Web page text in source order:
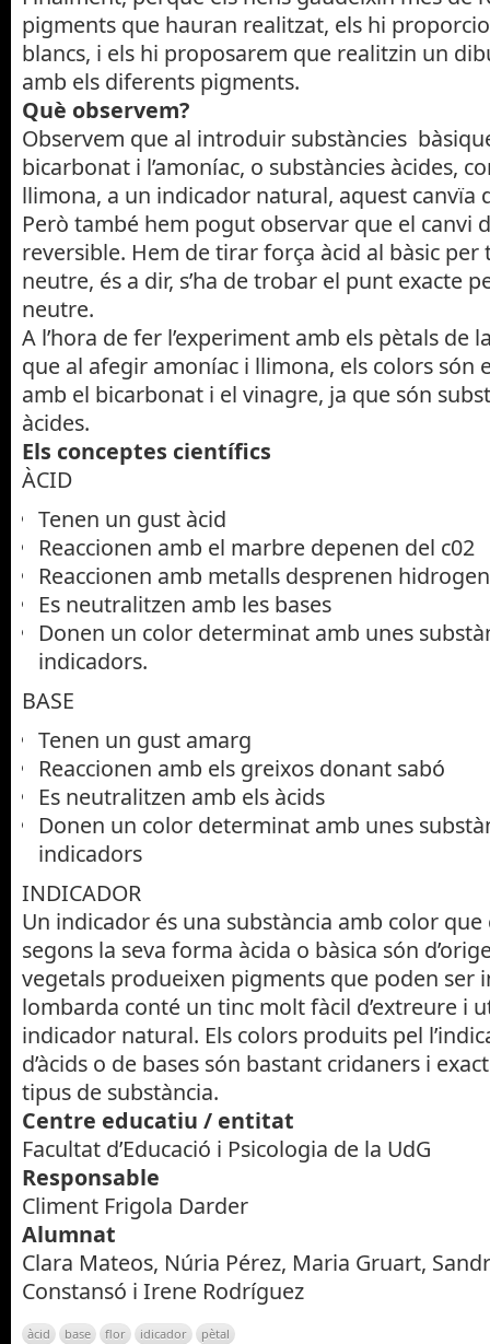
pigments que hauran realitzat, els hi
blancs, i els hi proposarem que realitzin un
amb els diferents pigments.
Què observem?
Observem que al introduir substàncies
bicarbonat i l’amoníac, o substàncies àcides,
llimona, a un indicador natural, aquest canvïa
Però també hem pogut observar que el canvi
reversible. Hem de tirar força àcid al bàsic
neutre, és a dir, s’ha de trobar el punt exacte
neutre.
A l’hora de fer l’experiment amb els pètals de
que al afegir amoníac i llimona, els colors són
amb el bicarbonat i el vinagre, ja que són
àcides.
Els conceptes científics
ÀCID
Tenen un gust àcid
Reaccionen amb el marbre depenen del c02
Reaccionen amb metalls desprenen hidrogen
Es neutralitzen amb les bases
Donen un color determinat amb unes
indicadors.
BASE
Tenen un gust amarg
Reaccionen amb els greixos donant sabó
Es neutralitzen amb els àcids
Donen un color determinat amb unes
indicadors
INDICADOR
Un indicador és una substància amb color
segons la seva forma àcida o bàsica són
vegetals produeixen pigments que poden ser
lombarda conté un tinc molt fàcil d’extreure i
indicador natural. Els colors produits pel
d’àcids o de bases són bastant cridaners i
tipus de substància.
Centre educatiu / entitat
Facultat d’Educació i Psicologia de la UdG
Responsable
Climent Frigola Darder
Alumnat
Clara Mateos, Núria Pérez, Maria Gruart,
Constansó i Irene Rodríguez
àcid base flor idicador pètal